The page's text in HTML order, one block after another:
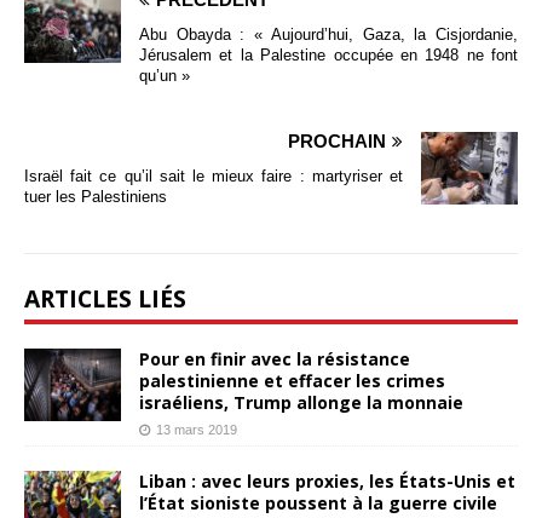
Abu Obayda : « Aujourd’hui, Gaza, la Cisjordanie,
Jérusalem et la Palestine occupée en 1948 ne font
qu’un »
PROCHAIN
Israël fait ce qu’il sait le mieux faire : martyriser et
tuer les Palestiniens
ARTICLES LIÉS
Pour en finir avec la résistance
palestinienne et effacer les crimes
israéliens, Trump allonge la monnaie
13 mars 2019
Liban : avec leurs proxies, les États-Unis et
l’État sioniste poussent à la guerre civile